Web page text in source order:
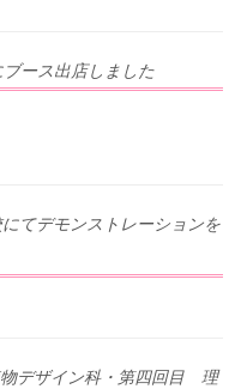
ブース出店しました
てデモンストレーションを
デザイン科・第四回目 理